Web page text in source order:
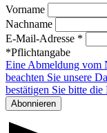
Vorname
Nachname
E-Mail-Adresse *
*Pflichtangabe
Eine Abmeldung vom
beachten Sie unsere
bestätigen Sie bitte